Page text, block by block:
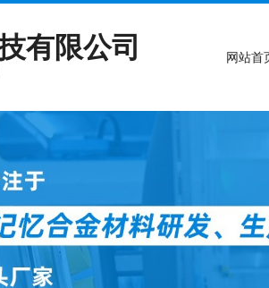
有限公司 网站首